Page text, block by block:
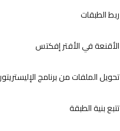
ربط الطبقات
الأقنعة في الأفتر إفكتس
تحويل الملفات من برنامج
تتبع بنية الطبقة